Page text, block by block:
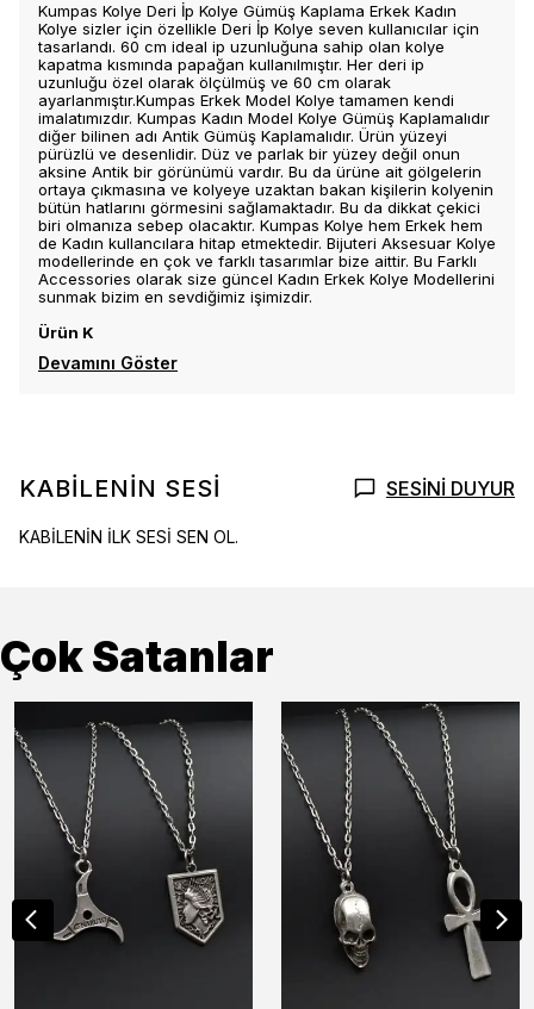
Kumpas Kolye Deri İp Kolye Gümüş Kaplama Erkek Kadın
Kolye sizler için özellikle Deri İp Kolye seven kullanıcılar için
tasarlandı. 60 cm ideal ip uzunluğuna sahip olan kolye
kapatma kısmında papağan kullanılmıştır. Her deri ip
uzunluğu özel olarak ölçülmüş ve 60 cm olarak
ayarlanmıştır.Kumpas Erkek Model Kolye tamamen kendi
imalatımızdır. Kumpas Kadın Model Kolye Gümüş Kaplamalıdır
diğer bilinen adı Antik Gümüş Kaplamalıdır. Ürün yüzeyi
pürüzlü ve desenlidir. Düz ve parlak bir yüzey değil onun
aksine Antik bir görünümü vardır. Bu da ürüne ait gölgelerin
ortaya çıkmasına ve kolyeye uzaktan bakan kişilerin kolyenin
bütün hatlarını görmesini sağlamaktadır. Bu da dikkat çekici
biri olmanıza sebep olacaktır. Kumpas Kolye hem Erkek hem
de Kadın kullancılara hitap etmektedir. Bijuteri Aksesuar Kolye
modellerinde en çok ve farklı tasarımlar bize aittir. Bu Farklı
Accessories olarak size güncel Kadın Erkek Kolye Modellerini
sunmak bizim en sevdiğimiz işimizdir.
Ürün K
Devamını Göster
KABİLENİN SESİ SESİNİ DUYUR
KABİLENİN İLK SESİ SEN OL.
Çok Satanlar